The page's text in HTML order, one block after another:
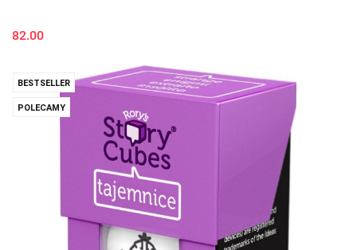
82.00
BESTSELLER
POLECAMY